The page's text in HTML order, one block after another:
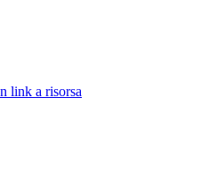
link a risorsa